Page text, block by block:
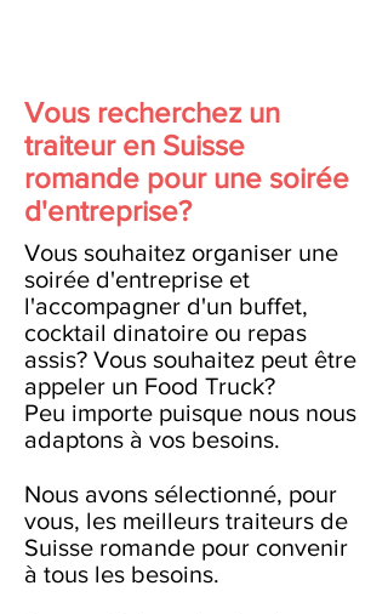
Vous recherchez un
traiteur en Suisse
romande pour une soirée
d'entreprise?
Vous souhaitez organiser une
soirée d'entreprise et
l'accompagner d'un buffet,
cocktail dinatoire ou repas
assis? Vous souhaitez peut être
appeler un Food Truck?
Peu importe puisque nous nous
adaptons à vos besoins.
Nous avons sélectionné, pour
vous, les meilleurs traiteurs de
Suisse romande pour convenir
à tous les besoins.